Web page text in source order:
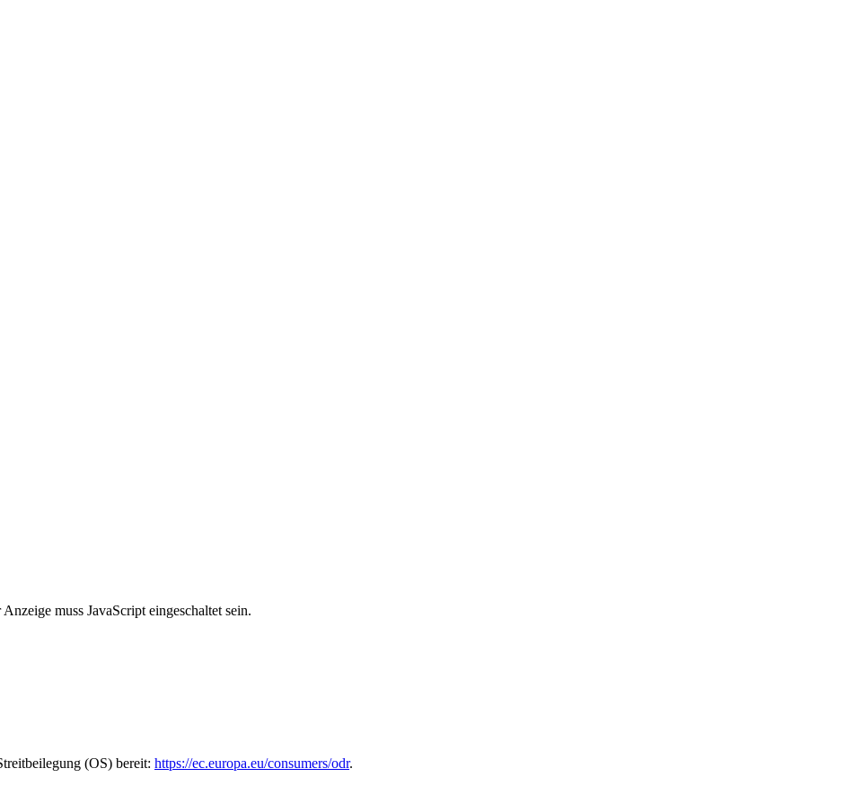
muss JavaScript eingeschaltet sein.
(OS) bereit: https://ec.europa.eu/consumers/odr.